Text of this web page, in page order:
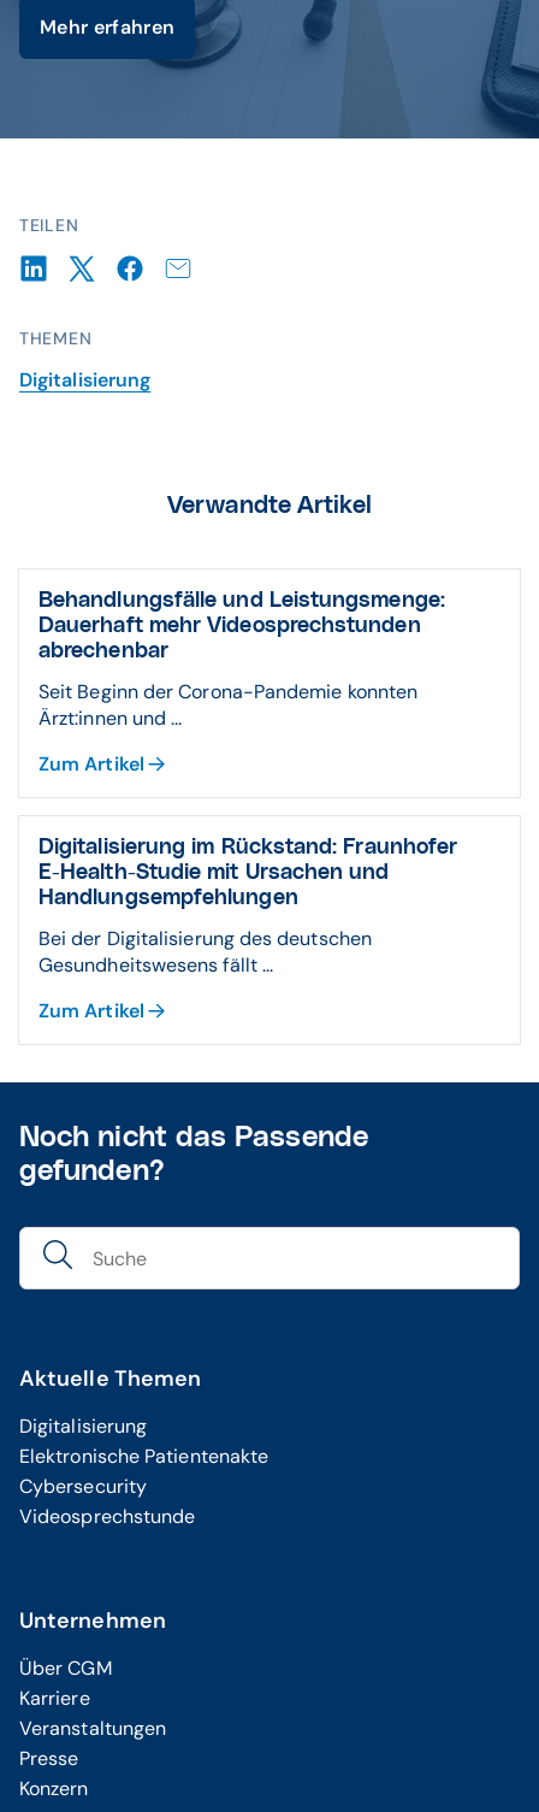
TEILEN
THEMEN
Digitalisierung
Mehr erfahren
Verwandte Artikel
Behandlungsfälle und Leistungsmenge:
Dauerhaft mehr Videosprechstunden
abrechenbar
Seit Beginn der Corona-Pandemie konnten
Ärzt:innen und ...
Zum Artikel
Digitalisierung im Rückstand: Fraunhofer
E-Health-Studie mit Ursachen und
Handlungsempfehlungen
Bei der Digitalisierung des deutschen
Gesundheitswesens fällt ...
Zum Artikel
Noch nicht das Passende
gefunden?
Aktuelle Themen
Digitalisierung
Elektronische Patientenakte
Cybersecurity
Videosprechstunde
Unternehmen
Über CGM
Karriere
Veranstaltungen
Presse
Konzern